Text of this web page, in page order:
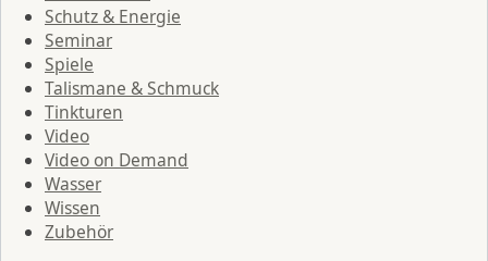
Schutz & Energie
Seminar
Spiele
Talismane & Schmuck
Tinkturen
Video
Video on Demand
Wasser
Wissen
Zubehör